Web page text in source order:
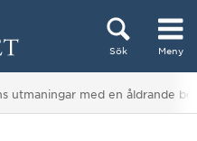
Sök Meny
utmaningar med en åldrande